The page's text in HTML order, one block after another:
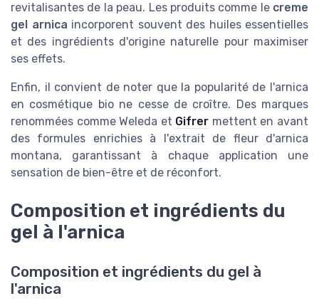
revitalisantes de la peau. Les produits comme le creme
gel arnica incorporent souvent des huiles essentielles
et des ingrédients d'origine naturelle pour maximiser
ses effets.
Enfin, il convient de noter que la popularité de l'arnica
en cosmétique bio ne cesse de croître. Des marques
renommées comme Weleda et Gifrer mettent en avant
des formules enrichies à l'extrait de fleur d'arnica
montana, garantissant à chaque application une
sensation de bien-être et de réconfort.
Composition et ingrédients du
gel à l'arnica
Composition et ingrédients du gel à
l'arnica